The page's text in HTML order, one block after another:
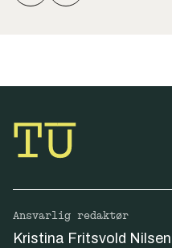
Ansvarlig redaktør
Kristina Fritsvold Nilsen